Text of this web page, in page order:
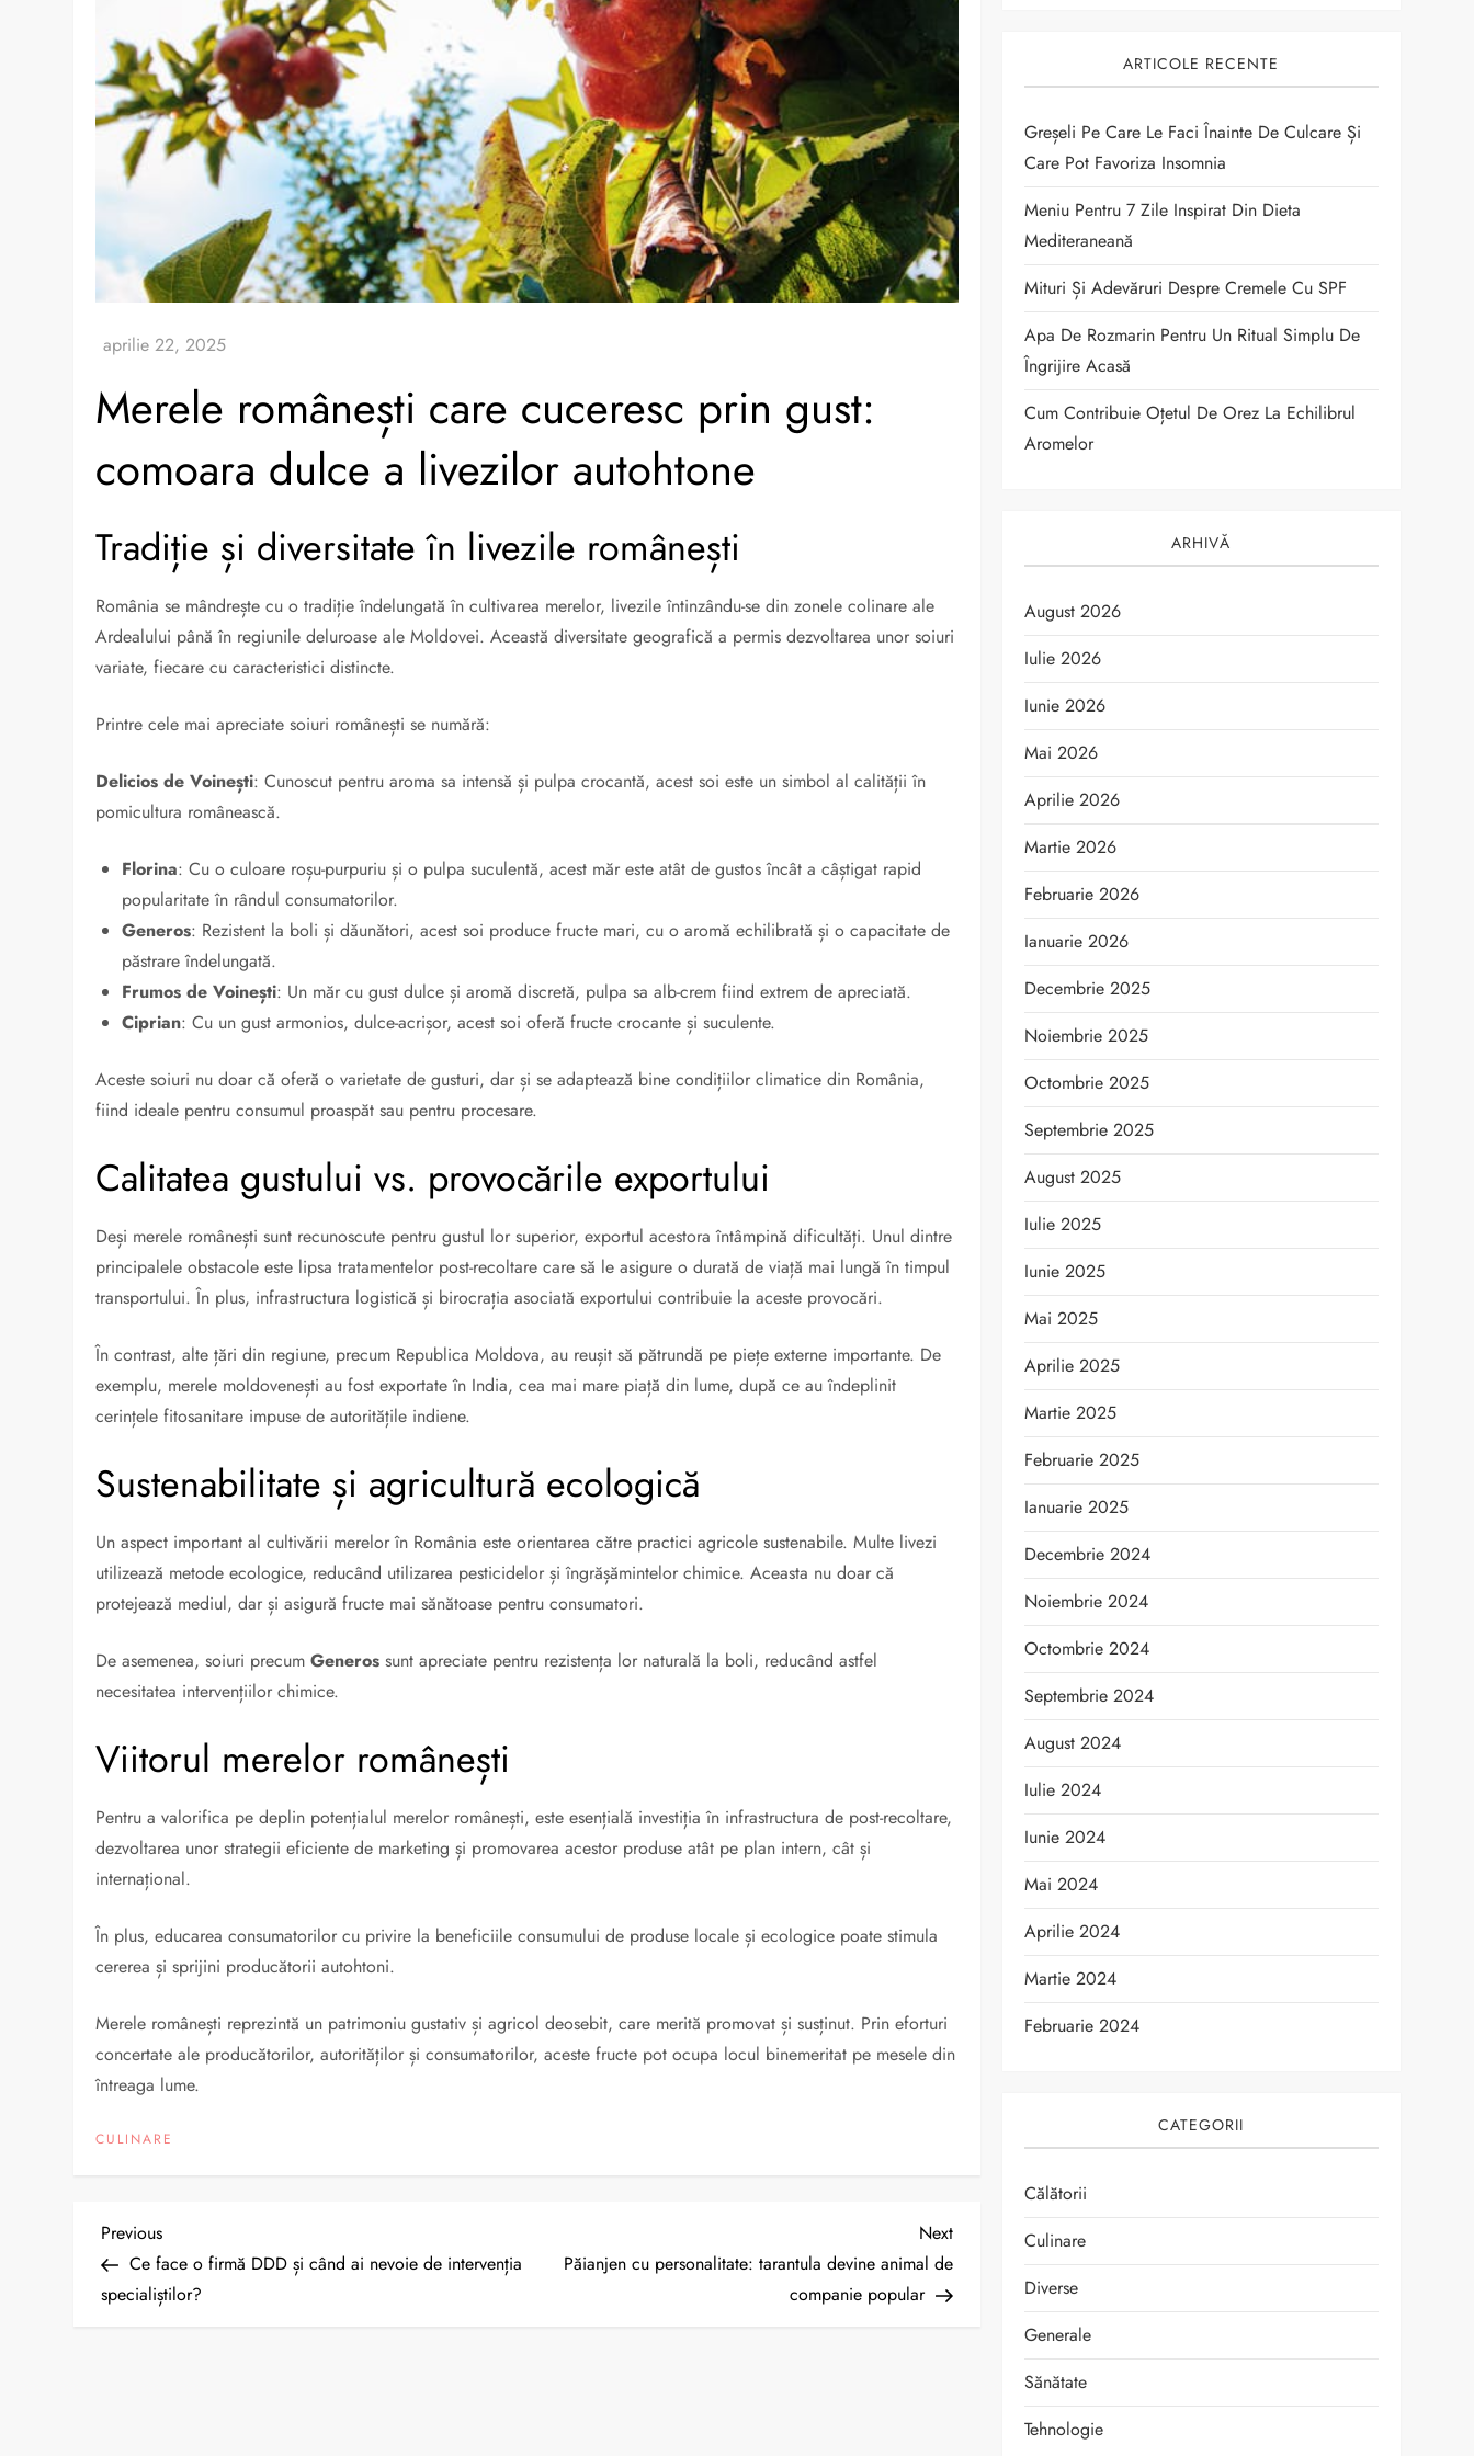
Merele românești care cuceresc prin gust:
comoara dulce a livezilor autohtone​
Tradiție și diversitate în livezile românești
România se mândrește cu o tradiție îndelungată în cultivarea merelor, livezile întinzându-se din zonele colinare ale
Ardealului până în regiunile deluroase ale Moldovei. Această diversitate geografică a permis dezvoltarea unor soiuri
variate, fiecare cu caracteristici distincte.
Printre cele mai apreciate soiuri românești se numără:
Delicios de Voinești:Cunoscut pentru aroma sa intensă și pulpa crocantă, acest soi este un simbol al calității în
pomicultura românească.
Florina:Cu o culoare roșu-purpuriu și o pulpa suculentă, acest măr este atât de gustos încât a câștigat rapid
popularitate în rândul consumatorilor.
Generos: Rezistent la boli și dăunători, acest soi produce fructe mari, cu o aromă echilibrată și o capacitate de
păstrare îndelungată.
Frumos de Voinești: Un măr cu gust dulce și aromă discretă, pulpa sa alb-crem fiind extrem de apreciată.
Ciprian:Cu un gust armonios, dulce-acrișor, acest soi oferă fructe crocante și suculente.
Aceste soiuri nu doar că oferă o varietate de gusturi, dar și se adaptează bine condițiilor climatice din România,
fiind ideale pentru consumul proaspăt sau pentru procesare.
Calitatea gustului vs. provocările exportului
Deși merele românești sunt recunoscute pentru gustul lor superior, exportul acestora întâmpină dificultăți. Unul dintre
principalele obstacole este lipsa tratamentelor post-recoltare care să le asigure o durată de viață mai lungă în timpul
transportului. În plus, infrastructura logistică și birocrația asociată exportului contribuie la aceste provocări.
În contrast, alte țări din regiune, precum Republica Moldova, au reușit să pătrundă pe piețe externe importante. De
exemplu, merele moldovenești au fost exportate în India, cea mai mare piață din lume, după ce au îndeplinit
cerințele fitosanitare impuse de autoritățile indiene.
Sustenabilitate și agricultură ecologică
Un aspect important al cultivării merelor în România este orientarea către practici agricole sustenabile. Multe livezi
utilizează metode ecologice, reducând utilizarea pesticidelor și îngrășămintelor chimice. Aceasta nu doar că
protejează mediul, dar și asigură fructe mai sănătoase pentru consumatori.
De asemenea, soiuri precumGeneros sunt apreciate pentru rezistența lor naturală la boli, reducând astfel
necesitatea intervențiilor chimice.
Viitorul merelor românești
Pentru a valorifica pe deplin potențialul merelor românești, este esențială investiția în infrastructura de post-recoltare,
dezvoltarea unor strategii eficiente de marketing și promovarea acestor produse atât pe plan intern, cât și
internațional.
În plus, educarea consumatorilor cu privire la beneficiile consumului de produse locale și ecologice poate stimula
cererea și sprijini producătorii autohtoni.
Merele românești reprezintă un patrimoniu gustativ și agricol deosebit, care merită promovat și susținut. Prin eforturi
concertate ale producătorilor, autorităților și consumatorilor, aceste fructe pot ocupa locul binemeritat pe mesele din
întreaga lume.
CULINARE
N
a
Previous
Post
Previous
Ce face o firmă DDD și când ai nevoie de intervenția
specialiștilor?
Next
Post
Next
Păianjen cu personalitate: tarantula devine animal de
companie popular
ARTICOLE RECENTE
Greșeli Pe Care Le Faci Înainte De Culcare Și
Care Pot Favoriza Insomnia
Meniu Pentru 7 Zile Inspirat Din Dieta
Mediteraneană
Mituri Și Adevăruri Despre Cremele Cu SPF
Apa De Rozmarin Pentru Un Ritual Simplu De
Îngrijire Acasă
Cum Contribuie Oțetul De Orez La Echilibrul
Aromelor
ARHIVĂ
August 2026
Iulie 2026
Iunie 2026
Mai 2026
Aprilie 2026
Martie 2026
Februarie 2026
Ianuarie 2026
Decembrie 2025
Noiembrie 2025
Octombrie 2025
Septembrie 2025
August 2025
Iulie 2025
Iunie 2025
Mai 2025
Aprilie 2025
Martie 2025
Februarie 2025
Ianuarie 2025
Decembrie 2024
Noiembrie 2024
Octombrie 2024
Septembrie 2024
August 2024
Iulie 2024
Iunie 2024
Mai 2024
Aprilie 2024
Martie 2024
Februarie 2024
CATEGORII
Călătorii
Culinare
Diverse
Generale
Sănătate
Tehnologie